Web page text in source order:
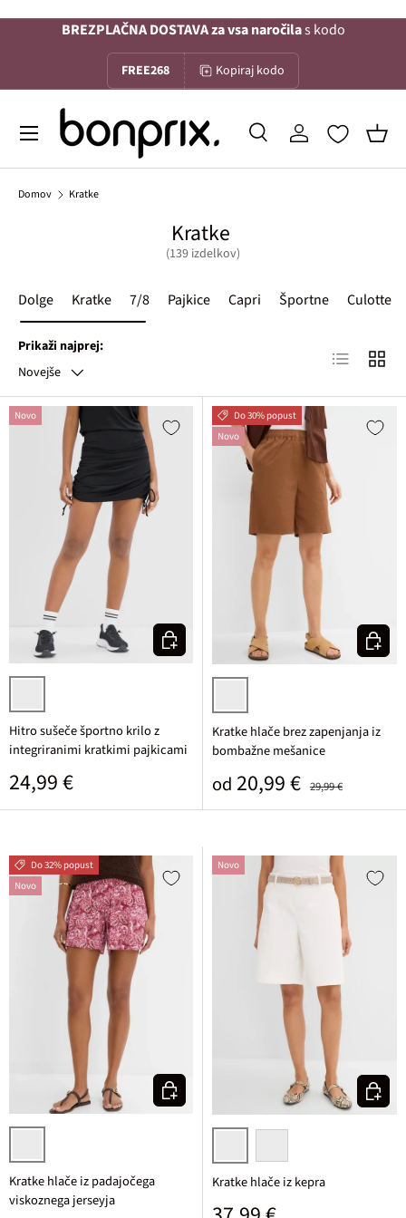
Na vsebino
BREZPLAČNA DOSTAVA za vsa naročilas kodo
FREE268 Kopiraj kodo
Iskanje
IskanjePrijava
Menu
Domov Kratke
Kratke
(139 izdelkov)
Dolge Kratke 7/8 Pajkice Capri Športne Culotte
Prikaži najprej:
Novejše
Lista
Novo
črna
Hitro sušeče športno krilo z
integriranimi kratkimi pajkicami
Običajna cena
24,99 €
Izberi varianto
Do 30% popust
Novo
cimetovo rjava
Kratke hlače brez zapenjanja iz
bombažne mešanice
Prodajna cena
od 20,99 € 29,99 €
Izberi
Do 32% popust
Novo
rozasta
Kratke hlače iz padajočega
viskoznega jerseyja
Izberi varianto
Novo
bela temno modra
Kratke hlače iz kepra
Izberi